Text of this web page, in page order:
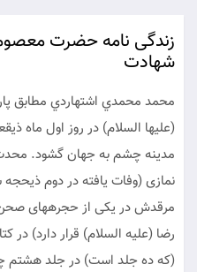
زندگى نامه حضرت
شهادت‏
محمد محمدي اشتهاردي مطابق
مدينه چشم به جهان گشود. محدث
مرقدش در يكى از حجره‏هاى صحن
رضا (عليه السلام) قرار دارد) در
(كه ده جلد است) در جلد هشتم